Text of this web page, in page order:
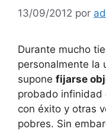
13/09/2012 por
Durante mucho
personalmente la
supone fijarse
probado infinidad
con éxito y otras
pobres. Sin